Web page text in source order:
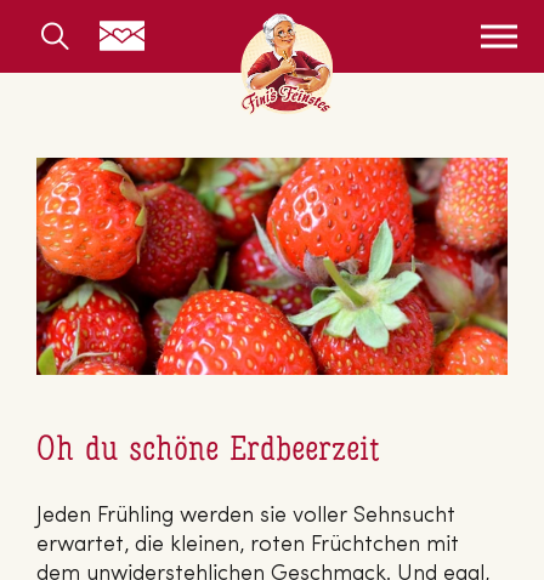
Oh du schöne Erdbeerzeit
Jeden Frühling werden sie voller Sehnsucht
erwartet, die kleinen, roten Früchtchen mit
dem unwiderstehlichen Geschmack. Und egal,